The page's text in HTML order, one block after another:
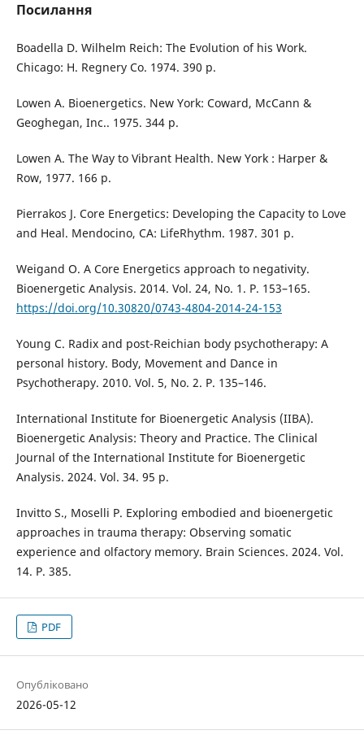
Посилання
Boadella D. Wilhelm Reich: The Evolution of his Work.
Chicago: H. Regnery Co. 1974. 390 p.
Lowen A. Bioenergetics. New York: Coward, McCann &
Geoghegan, Inc.. 1975. 344 p.
Lowen A. The Way to Vibrant Health. New York : Harper &
Row, 1977. 166 p.
Pierrakos J. Core Energetics: Developing the Capacity to Love
and Heal. Mendocino, CA: LifeRhythm. 1987. 301 p.
Weigand O. A Core Energetics approach to negativity.
Bioenergetic Analysis. 2014. Vol. 24, No. 1. P. 153–165.
https://doi.org/10.30820/0743-4804-2014-24-153
Young C. Radix and post-Reichian body psychotherapy: A
personal history. Body, Movement and Dance in
Psychotherapy. 2010. Vol. 5, No. 2. P. 135–146.
International Institute for Bioenergetic Analysis (IIBA).
Bioenergetic Analysis: Theory and Practice. The Clinical
Journal of the International Institute for Bioenergetic
Analysis. 2024. Vol. 34. 95 p.
Invitto S., Moselli P. Exploring embodied and bioenergetic
approaches in trauma therapy: Observing somatic
experience and olfactory memory. Brain Sciences. 2024. Vol.
14. Р. 385.
PDF
Опубліковано
2026-05-12